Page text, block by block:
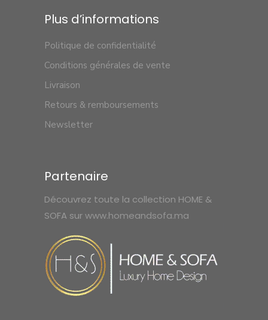
Plus d’informations
Politique de confidentialité
Conditions générales de vente
Livraison
Retours & remboursements
Newsletter
Partenaire
Découvrez toute la collection HOME &
SOFA surwww.homeandsofa.ma